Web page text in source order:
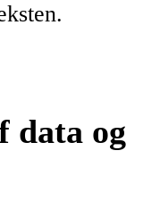
data og